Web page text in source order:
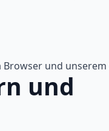
und unserem
und